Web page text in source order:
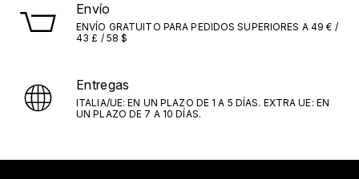
Envío
ENVÍO GRATUITO PARA PEDIDOS SUPERIORES A 49 € /
43 £ / 58 $
Entregas
ITALIA/UE: EN UN PLAZO DE 1 A 5 DÍAS. EXTRA UE: EN
UN PLAZO DE 7 A 10 DÍAS.